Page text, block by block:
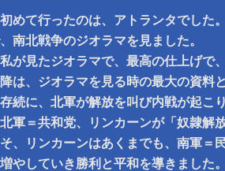
めて行ったのは、アトランタでした
南北戦争のジオラマを見ました。
が見たジオラマで、最高の仕上げで
は、ジオラマを見る時の最大の資料
続に、北軍が解放を叫び内戦が起こ
軍＝共和党、リンカーンが「奴隷解
、リンカーンはあくまでも、南軍＝
やしていき勝利と平和を導きました